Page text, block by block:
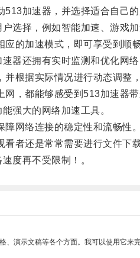
加速器，并选择适合自己的
择，例如智能加速、游戏加
的加速模式，即可享受到顺畅
还拥有实时监测和优化网络
据实际情况进行动态调整，
，都能够感受到513加速器带
大的网络加速工具。
网络连接的稳定性和流畅性。
还是常常需要进行文件下
度再不受限制！。
演示文稿等各个方面。我可以使用它来